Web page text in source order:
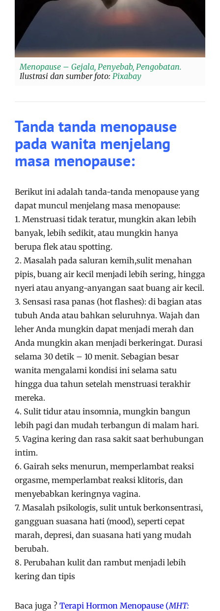
Menopause – Gejala, Penyebab, Pengobatan.
Ilustrasi dan sumber foto: Pixabay
Tanda tanda menopause
pada wanita menjelang
masa menopause:
Berikut ini adalah tanda-tanda menopause yang
dapat muncul menjelang masa menopause:
1. Menstruasi tidak teratur, mungkin akan lebih
banyak, lebih sedikit, atau mungkin hanya
berupa flek atau spotting.
2. Masalah pada saluran kemih,sulit menahan
pipis, buang air kecil menjadi lebih sering, hingga
nyeri atau anyang-anyangan saat buang air kecil.
3. Sensasi rasa panas (hot flashes): di bagian atas
tubuh Anda atau bahkan seluruhnya. Wajah dan
leher Anda mungkin dapat menjadi merah dan
Anda mungkin akan menjadi berkeringat. Durasi
selama 30 detik – 10 menit. Sebagian besar
wanita mengalami kondisi ini selama satu
hingga dua tahun setelah menstruasi terakhir
mereka.
4. Sulit tidur atau insomnia, mungkin bangun
lebih pagi dan mudah terbangun di malam hari.
5. Vagina kering dan rasa sakit saat berhubungan
intim.
6. Gairah seks menurun, memperlambat reaksi
orgasme, memperlambat reaksi klitoris, dan
menyebabkan keringnya vagina.
7. Masalah psikologis, sulit untuk berkonsentrasi,
gangguan suasana hati (mood), seperti cepat
marah, depresi, dan suasana hati yang mudah
berubah.
8. Perubahan kulit dan rambut menjadi lebih
kering dan tipis
Baca juga ? Terapi Hormon Menopause (MHT: